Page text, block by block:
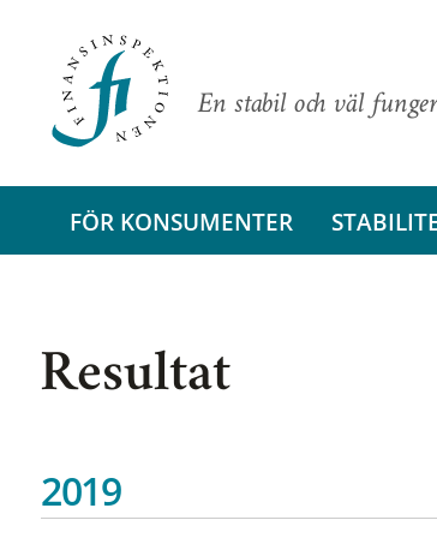
En stabil och väl
FÖR KONSUMENTER
Resultat
2019